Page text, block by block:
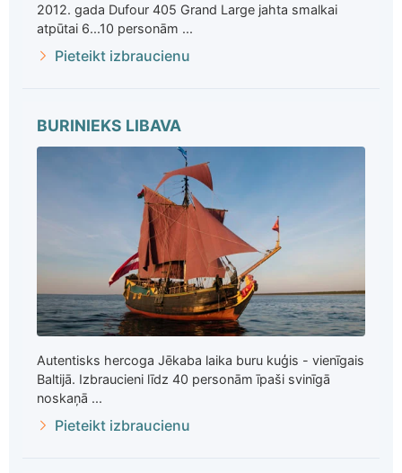
2012. gada Dufour 405 Grand Large jahta smalkai
atpūtai 6...10 personām ...
Pieteikt izbraucienu
BURINIEKS LIBAVA
Autentisks hercoga Jēkaba laika buru kuģis - vienīgais
Baltijā. Izbraucieni līdz 40 personām īpaši svinīgā
noskaņā ...
Pieteikt izbraucienu